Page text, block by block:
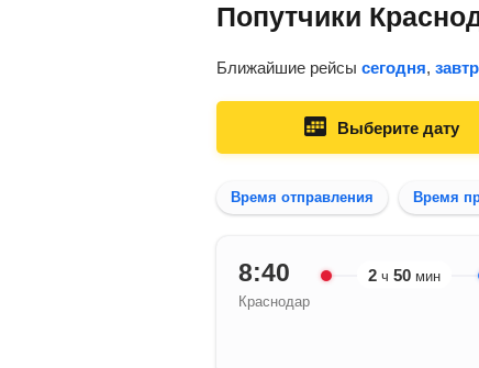
Попутчики
Ближайшие рейсы сегодня,
Выберите дату
Время отправления Время
8:40
Краснодар
2 ч 50 мин